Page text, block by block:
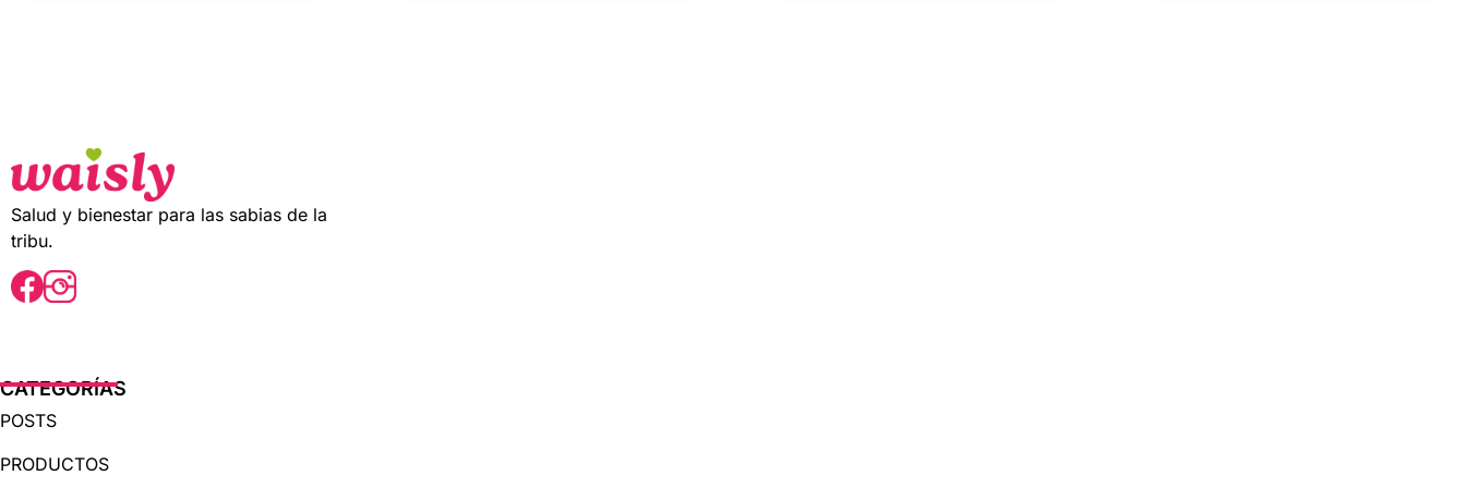
Salud y bienestar para las sabias de la
tribu.
CATEGORÍAS
POSTS
PRODUCTOS